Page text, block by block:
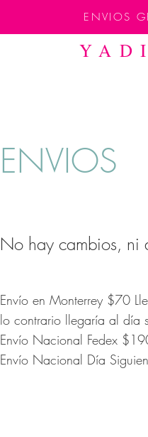
ENVIOS
ENVIOS
No hay cambios, ni
Envío en Monterrey $70
lo contrario llegaría al día
Envío Nacional Fedex
Envío Nacional Día